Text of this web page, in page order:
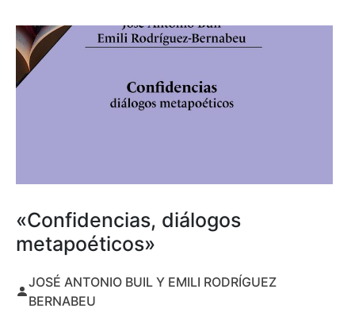
«Confidencias, diálogos
metapoéticos»
JOSÉ ANTONIO BUIL Y EMILI RODRÍGUEZ
BERNABEU